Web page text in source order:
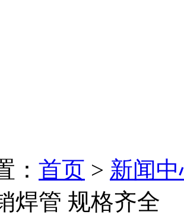
： 首页 > 新闻
焊管 规格齐全